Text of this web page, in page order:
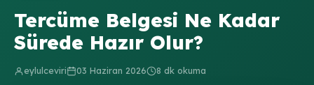
Tercüme Belgesi Ne Kadar
Sürede Hazır Olur?
eylulceviri 03 Haziran 2026 8 dk okuma